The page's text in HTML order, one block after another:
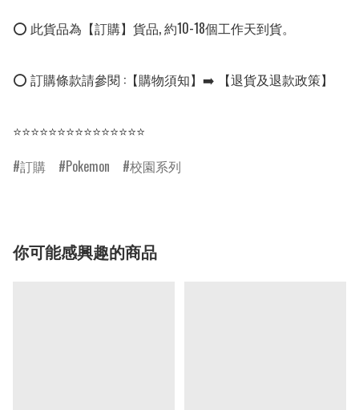
⭕ 此貨品為【訂購】貨品, 約10-18個工作天到貨。
⭕ 訂購條款請參閱 :【購物須知】➡️ 【退貨及退款政策】
⭐⭐⭐⭐⭐⭐⭐⭐⭐⭐⭐⭐⭐⭐⭐
訂購
Pokemon 校園系列
你可能感興趣的商品